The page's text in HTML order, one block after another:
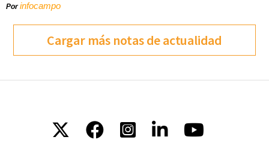
Porinfocampo
Cargar más notas de actualidad